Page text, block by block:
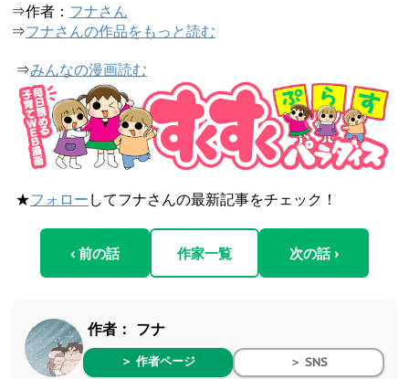
⇒作者： フナさん
⇒フナさんの作品をもっと読む
⇒みんなの漫画読む
★フォロー してフナさんの最新記事をチェック！
‹ 前の話 作家一覧 次の話 ›
作者： フナ
＞ 作者ページ ＞ SNS